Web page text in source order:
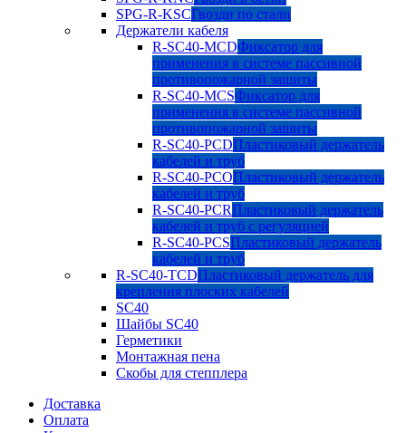
SPG-R-KSCГвозди по стали
Держатели кабеля
R-SC40-MCDФиксатор для
применения в системе пассивной
противопожарной защиты
R-SC40-MCSФиксатор для
применения в системе пассивной
противопожарной защиты
R-SC40-PCDПластиковый держатель
кабелей и труб
R-SC40-PCOПластиковый держатель
кабелей и труб
R-SC40-PCRПластиковый держатель
кабелей и труб с регуляцией
R-SC40-PCSПластиковый держатель
кабелей и труб
R-SC40-TCDПластиковый держатель для
крепления плоских кабелей
SC40
Шайбы SC40
Герметики
Монтажная пена
Скобы для степплера
Доставка
Оплата